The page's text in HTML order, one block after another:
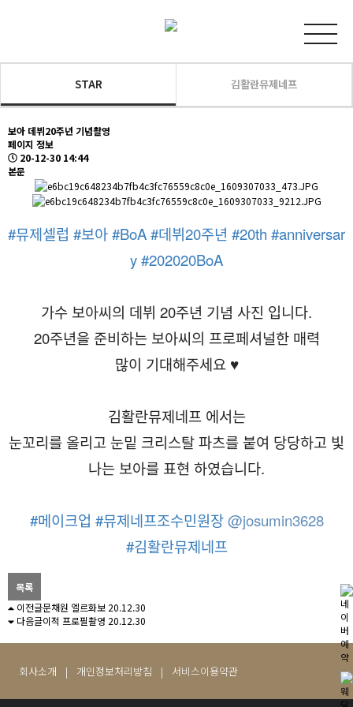
STAR 김활란뮤제네프
보아 데뷔20주년 기념촬영
페이지 정보
20-12-30 14:44
본문
#뮤제셀럽 #보아#BoA#데뷔20주년 #20th #anniversar
y#202020BoA
가수 보아씨의 데뷔 20주년 기념 사진 입니다.
20주년을 준비하는 보아씨의 프로페셔널한 매력
많이 기대해주세요 ♥
김활란뮤제네프 에서는
눈꼬리를 올리고 눈밑 크리스탈 파츠를 붙여 당당하고 빛
나는 보아를 표현 하였습니다.
#메이크업 #뮤제네프조수민원장 @josumin3628
#김활란뮤제네프
목록
이전글문채원 엘르화보 20.12.30
다음글이적 프로필촬영 20.12.30
회사소개 | 개인정보처리방침 | 서비스이용약관